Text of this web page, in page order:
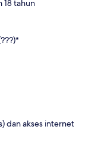
18 tahun
dan akses internet